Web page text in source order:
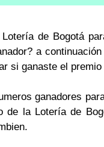
de Bogotá
a
si ganaste el
ganadores
de la Lotería de